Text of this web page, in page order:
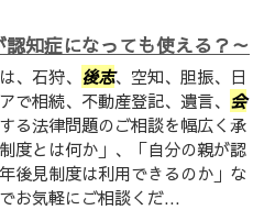
知症になっても使える？～
、石狩、 後志、空知、胆振、日
で相続、不動産登記、遺言、 会
る法律問題のご相談を幅広く承
度とは何か」、「自分の親が認
後見制度は利用できるのか」な
お気軽にご相談くだ...